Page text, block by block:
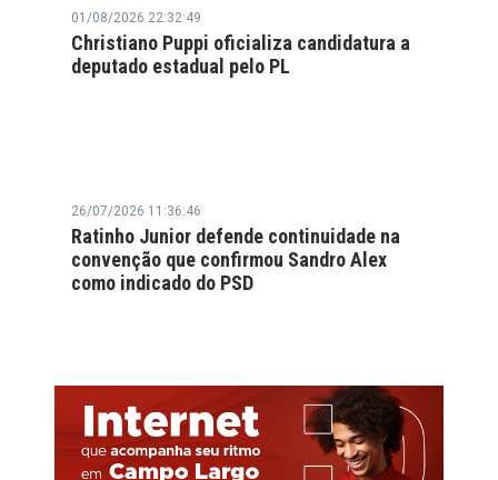
01/08/2026 22:32:49
Christiano Puppi oficializa candidatura a
deputado estadual pelo PL
26/07/2026 11:36:46
Ratinho Junior defende continuidade na
convenção que confirmou Sandro Alex
como indicado do PSD